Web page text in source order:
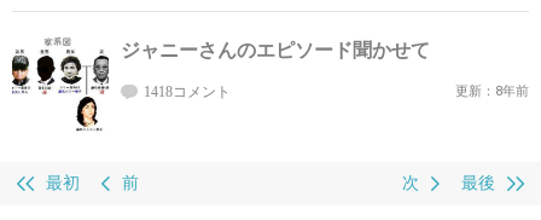
ジャニーさんのエピソード聞かせて
1418コメント 更新：8年前
最初 前 最後
次